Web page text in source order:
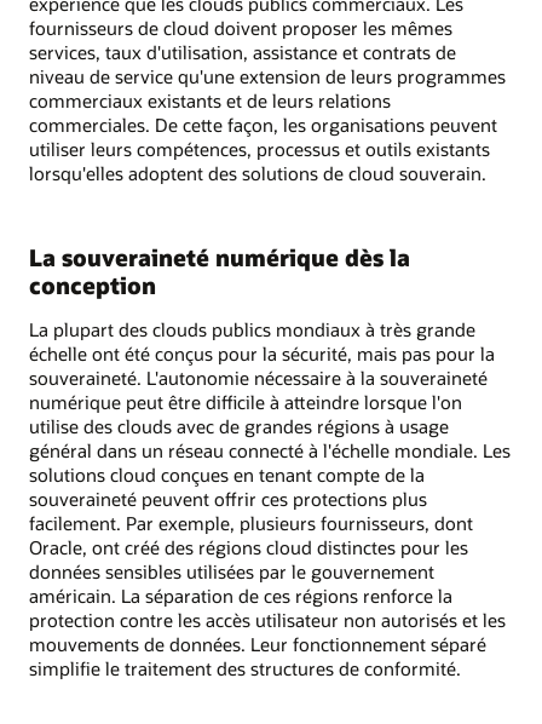
fournisseurs de cloud doivent proposer les mêmes
services, taux d'utilisation, assistance et contrats de
niveau de service qu'une extension de leurs programmes
commerciaux existants et de leurs relations
commerciales. De cette façon, les organisations peuvent
utiliser leurs compétences, processus et outils existants
lorsqu'elles adoptent des solutions de cloud souverain.
La souveraineté numérique dès la
conception
La plupart des clouds publics mondiaux à très grande
échelle ont été conçus pour la sécurité, mais pas pour la
souveraineté. L'autonomie nécessaire à la souveraineté
numérique peut être difficile à atteindre lorsque l'on
utilise des clouds avec de grandes régions à usage
général dans un réseau connecté à l'échelle mondiale. Les
solutions cloud conçues en tenant compte de la
souveraineté peuvent offrir ces protections plus
facilement. Par exemple, plusieurs fournisseurs, dont
Oracle, ont créé des régions cloud distinctes pour les
données sensibles utilisées par le gouvernement
américain. La séparation de ces régions renforce la
protection contre les accès utilisateur non autorisés et les
mouvements de données. Leur fonctionnement séparé
simplifie le traitement des structures de conformité.